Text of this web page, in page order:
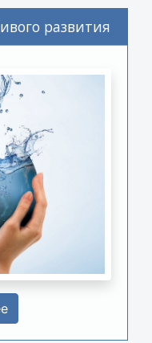
развития